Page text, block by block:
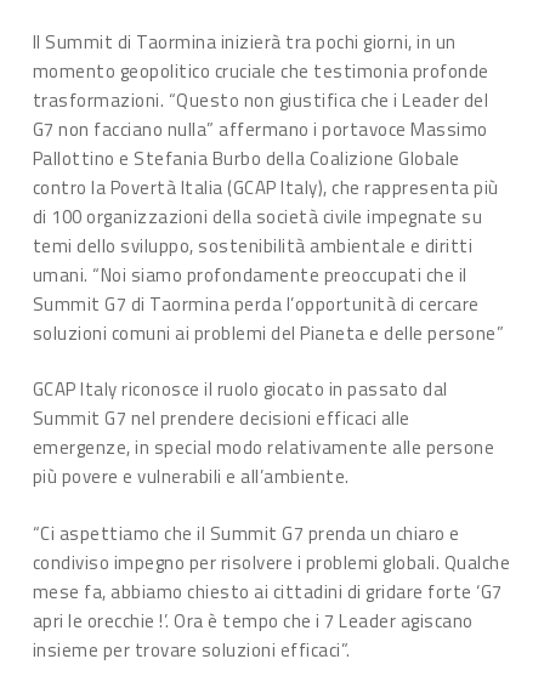
Il Summit di Taormina inizierà tra pochi giorni, in un
momento geopolitico cruciale che testimonia profonde
trasformazioni. “Questo non giustifica che i Leader del
G7 non facciano nulla” affermano i portavoce Massimo
Pallottino e Stefania Burbo della Coalizione Globale
contro la Povertà Italia (GCAP Italy), che rappresenta più
di 100 organizzazioni della società civile impegnate su
temi dello sviluppo, sostenibilità ambientale e diritti
umani. “Noi siamo profondamente preoccupati che il
Summit G7 di Taormina perda l’opportunità di cercare
soluzioni comuni ai problemi del Pianeta e delle persone”
GCAP Italy riconosce il ruolo giocato in passato dal
Summit G7 nel prendere decisioni efficaci alle
emergenze, in special modo relativamente alle persone
più povere e vulnerabili e all’ambiente.
“Ci aspettiamo che il Summit G7 prenda un chiaro e
condiviso impegno per risolvere i problemi globali. Qualche
mese fa, abbiamo chiesto ai cittadini di gridare forte ‘G7
apri le orecchie !’. Ora è tempo che i 7 Leader agiscano
insieme per trovare soluzioni efficaci”.